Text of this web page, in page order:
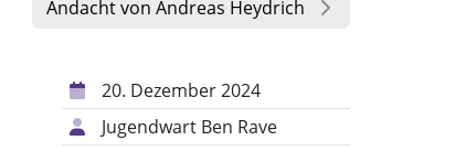
Andacht von Andreas Heydrich
20. Dezember 2024
Jugendwart Ben Rave